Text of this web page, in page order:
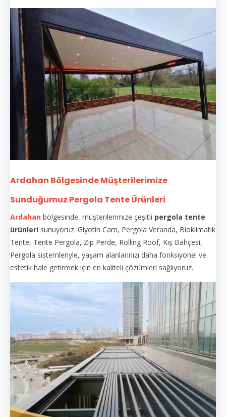
Ardahan Bölgesinde Müşterilerimize
Sunduğumuz Pergola Tente Ürünleri
Ardahan bölgesinde, müşterilerimize çeşitli pergola tente
ürünleri sunuyoruz. Giyotin Cam, Pergola Veranda, Bioklimatik
Tente, Tente Pergola, Zip Perde, Rolling Roof, Kış Bahçesi,
Pergola sistemleriyle, yaşam alanlarınızı daha fonksiyonel ve
estetik hale getirmek için en kaliteli çözümleri sağlıyoruz.